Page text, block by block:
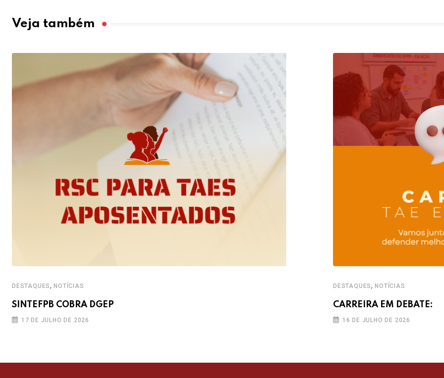
Veja também
DESTAQUES,NOTÍCIAS
SINTEFPB COBRA DGEP
17 DE JULHO DE 2026
DESTAQUES,NOTÍCIAS
CARREIRA EM DEBATE:
16 DE JULHO DE 2026